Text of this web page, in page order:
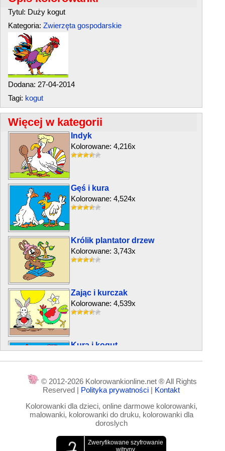
Tytul: Duży kogut
Kategoria: Zwierzęta gospodarskie
Dodana: 27-04-2014
Tagi: kogut
Więcej w kategorii
Indyk
Kolorowane: 4,216x
Gęś i kura
Kolorowane: 4,524x
Królik plantator drzew
Kolorowane: 3,743x
Zając i kurczak
Kolorowane: 4,539x
Kura i kogut
Kolorowane: 8,137x
© 2012-2026 Kolorowankionline.net ® All Rights
Reserved | Polityka prywatności | Kontakt
Kolorowanki dla dzieci, online darmowe kolorowanki,
malowanki, kolorowanki do druku, kolorowanki dla
doroslych